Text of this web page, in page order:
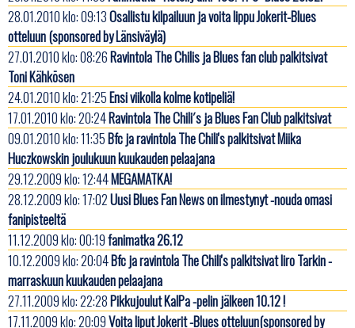
28.01.2010 klo: 09:13Osallistu kilpailuun ja voita lippu Jokerit-Blues
otteluun (sponsored by Länsiväylä)
27.01.2010 klo: 08:26Ravintola The Chilis ja Blues fan club palkitsivat
Toni Kähkösen
24.01.2010 klo: 21:25Ensi viikolla kolme kotipeliä!
17.01.2010 klo: 20:24Ravintola The Chili´s ja Blues Fan Club palkitsivat
09.01.2010 klo: 11:35Bfc ja ravintola The Chili's palkitsivat Miika
Huczkowskin joulukuun kuukauden pelaajana
29.12.2009 klo: 12:44MEGAMATKA!
28.12.2009 klo: 17:02Uusi Blues Fan News on ilmestynyt -nouda omasi
fanipisteeltä
11.12.2009 klo: 00:19fanimatka 26.12
10.12.2009 klo: 20:04Bfc ja ravintola The Chili's palkitsivat Iiro Tarkin -
marraskuun kuukauden pelaajana
27.11.2009 klo: 22:28Pikkujoulut KalPa -pelin jälkeen 10.12 !
17.11.2009 klo: 20:09Voita liput Jokerit -Blues otteluun(sponsored by